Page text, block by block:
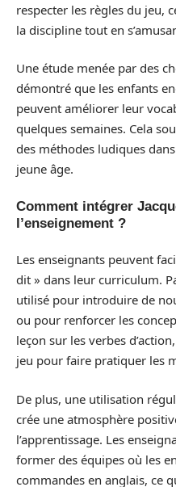
respecter les règles du jeu,
la discipline tout en
Une étude menée par des
démontré que les enfants
peuvent améliorer leur
quelques semaines. Cela
des méthodes ludiques
jeune âge.
Comment intégrer
l’enseignement ?
Les enseignants peuvent
dit » dans leur curriculum.
utilisé pour introduire de
ou pour renforcer les
leçon sur les verbes
jeu pour faire pratiquer les
De plus, une utilisation
crée une atmosphère
l’apprentissage. Les
former des équipes où les
commandes en anglais, ce